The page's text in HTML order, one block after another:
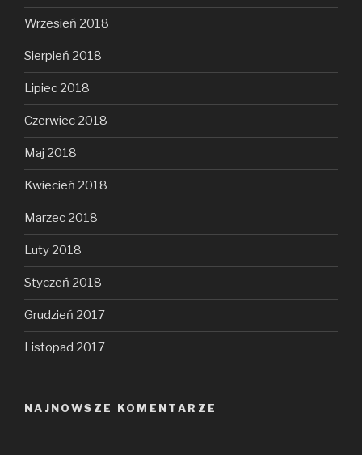
Wrzesień 2018
Sierpień 2018
Lipiec 2018
Czerwiec 2018
Maj 2018
Kwiecień 2018
Marzec 2018
Luty 2018
Styczeń 2018
Grudzień 2017
Listopad 2017
NAJNOWSZE KOMENTARZE